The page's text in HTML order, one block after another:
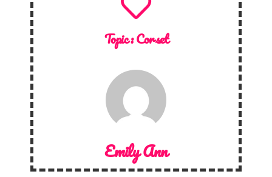
Topic :Corset
Emily Ann